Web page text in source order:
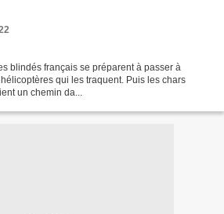
blindés français se préparent à passer à
qui les traquent. Puis les chars
un chemin da...